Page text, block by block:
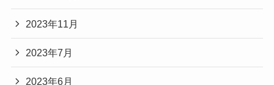
2023年11月
2023年7月
2023年6月